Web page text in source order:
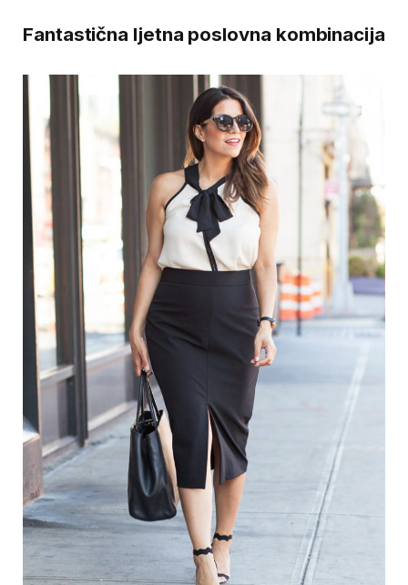
Fantastična ljetna poslovna kombinacija